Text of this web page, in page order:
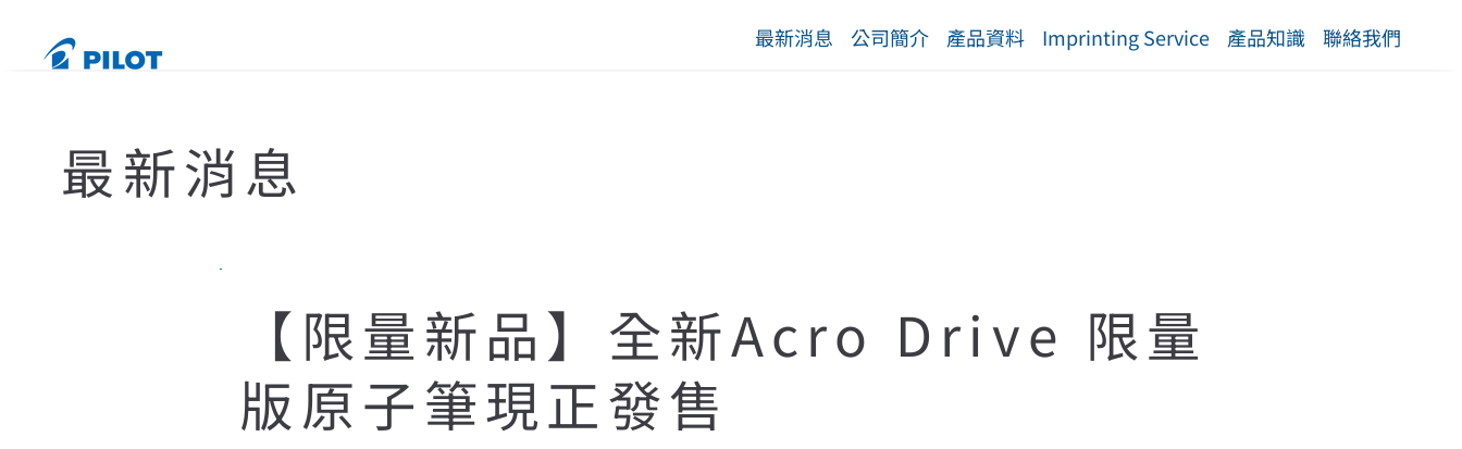
最新消息 公司簡介 產品資料 Imprinting Service 產品知識 聯絡我們
最新消息
【限量新品】全新Acro Drive 限量
版原子筆現正發售